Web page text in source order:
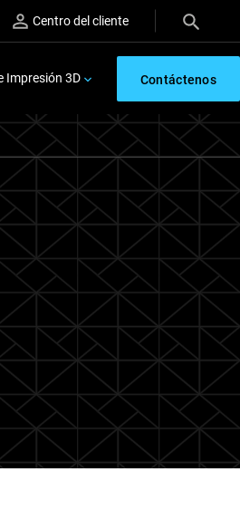
Centro del cliente
Impresión 3D Contáctenos